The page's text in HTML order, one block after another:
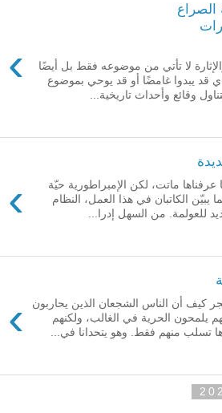
الصراع
›
لا تأتي من موضوعه فقط بل أيضًا
قد يبدوا غامضًا أو قد يوحي بموضوع
وقائع وأحداث تاريخية...
›
عرفناها ماتت، لكن الإمبراطورية حيّة
يبيّن الكاتبان في هذا العمل، النظام
للعولمة. من السهل إدرا...
›
كيف أن الناس الشجعان الذين يحاربون
يلمحون الحرية في الغالب، ولكنهم
تسلب منهم فقط. وهو يتحدانا في...